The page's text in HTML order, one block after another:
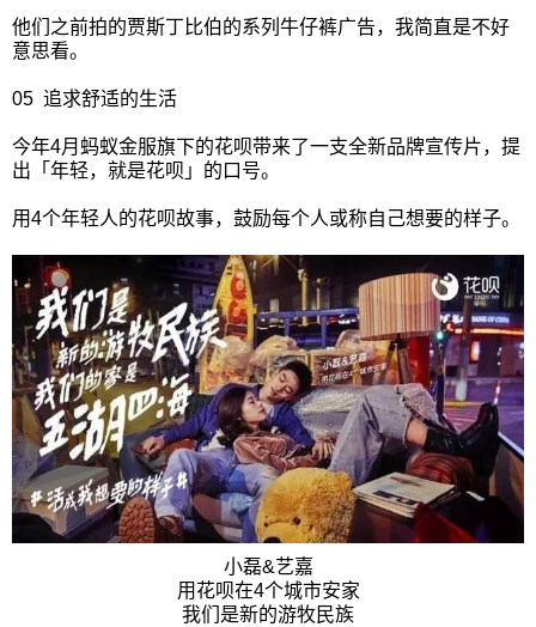
他们之前拍的贾斯丁比伯的系列牛仔裤广告，我简直是不好
意思看。
05 追求舒适的生活
今年4月蚂蚁金服旗下的花呗带来了一支全新品牌宣传片，提
出「年轻，就是花呗」的口号。
用4个年轻人的花呗故事，鼓励每个人或称自己想要的样子。
小磊&艺嘉
用花呗在4个城市安家
我们是新的游牧民族